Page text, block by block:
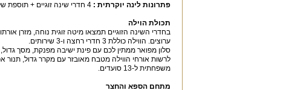
פתרונות לינה יוקרתית :
תכולת הוילה
בחדרי השינה הזוגיים תמצאו מיטה זוגית נוחה, מזרן
ערוצים. הווילה כוללת 3 חדרי רחצה ו-3 שירותים.
סלון מפואר ממתין לכם עם פינת ישיבה מפנקת, מסך
משפחתית ל-13 סועדים.
מתחם הספא והחצר